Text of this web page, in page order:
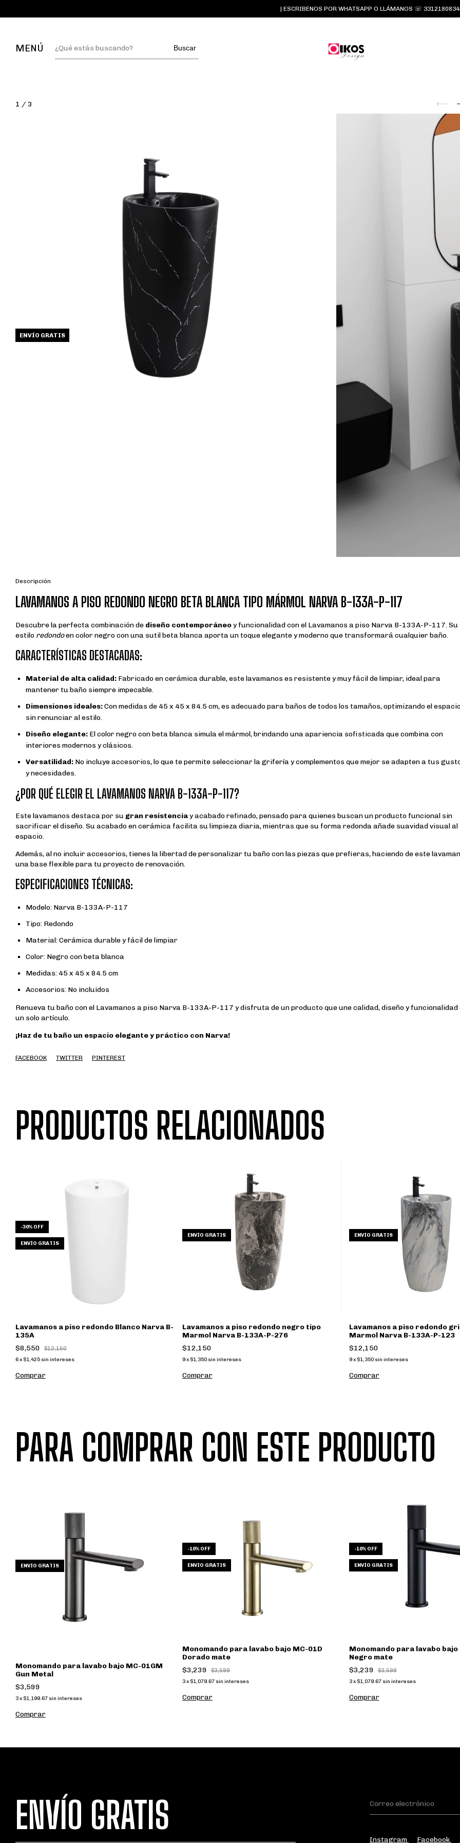
| ESCRIBENOS POR WHATSAPP O LLÁMANOS ☏ 3312180834 y
MENÚ Buscar
1 / 3
ENVÍO GRATIS
Descripción
LAVAMANOS A PISO REDONDO NEGRO BETA BLANCA TIPO MÁRMOL NARVA B-133A-P-117
Descubre la perfecta combinación de diseño contemporáneoy funcionalidad con el Lavamanos a piso Narva B-133A-P-117. Su
estilo redondoen color negro con una sutil beta blanca aporta un toque elegante y moderno que transformará cualquier baño.
CARACTERÍSTICAS DESTACADAS:
Material de alta calidad: Fabricado en cerámica durable, este lavamanos es resistente y muy fácil de limpiar, ideal para
mantener tu baño siempre impecable.
Dimensiones ideales:Con medidas de 45 x 45 x 84.5 cm, es adecuado para baños de todos los tamaños, optimizando el
sin renunciar al estilo.
Diseño elegante: El color negro con beta blanca simula el mármol, brindando una apariencia sofisticada que combina con
interiores modernos y clásicos.
Versatilidad: No incluye accesorios, lo que te permite seleccionar la grifería y complementos que mejor se adapten a tus
y necesidades.
¿POR QUÉ ELEGIR EL LAVAMANOS NARVA B-133A-P-117?
Este lavamanos destaca por sugran resistenciay acabado refinado, pensado para quienes buscan un producto funcional sin
sacrificar el diseño. Su acabado en cerámica facilita su limpieza diaria, mientras que su forma redonda añade suavidad visual al
espacio.
Además, al no incluir accesorios, tienes la libertad de personalizar tu baño con las piezas que prefieras, haciendo de este
una base flexible para tu proyecto de renovación.
ESPECIFICACIONES TÉCNICAS:
Modelo: Narva B-133A-P-117
Tipo: Redondo
Material: Cerámica durable y fácil de limpiar
Color: Negro con beta blanca
Medidas: 45 x 45 x 84.5 cm
Accesorios: No incluidos
Renueva tu baño con el Lavamanos a piso Narva B-133A-P-117 y disfruta de un producto que une calidad, diseño y funcionalidad
un solo artículo.
¡Haz de tu baño un espacio elegante y práctico con Narva!
FACEBOOK TWITTER PINTEREST
PRODUCTOS RELACIONADOS
-30% OFF
ENVÍO GRATIS
Lavamanos a piso redondo Blanco Narva B-
135A
$8,550
$12,150
6x $1,425 sin intereses
ENVÍO GRATIS
Lavamanos a piso redondo negro tipo
Marmol Narva B-133A-P-276
$12,150
9x $1,350 sin intereses
ENVÍO GRATIS
Lavamanos a piso redondo
Marmol Narva B-133A-P-123
$12,150
9 x $1,350 sin intereses
PARA COMPRAR CON ESTE PRODUCTO
ENVÍO GRATIS
Monomando para lavabo bajo MC-01GM
Gun Metal
$3,599
3x $1,199.67 sin intereses
Comprar
-10% OFF
ENVÍO GRATIS
Monomando para lavabo bajo MC-01D
Dorado mate
$3,239
$3,599
3x $1,079.67 sin intereses
-10% OFF
ENVÍO GRATIS
Monomando para lavabo bajo
Negro mate
$3,239
$3,599
3 x $1,079.67 sin intereses
ENVÍO GRATIS
Instagram Facebook